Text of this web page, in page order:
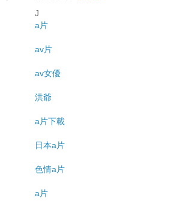
J
a片
av片
av女優
洪爺
a片下載
日本a片
色情a片
a片